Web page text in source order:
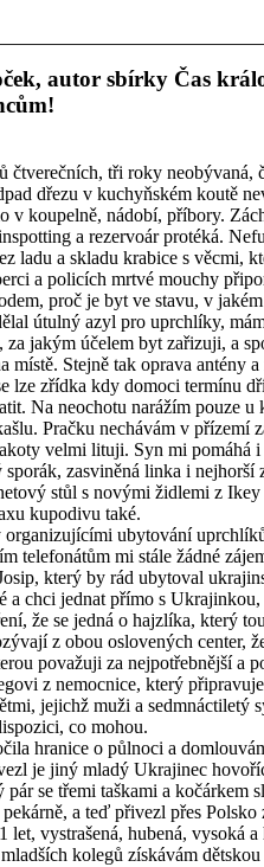
autor sbírky Čas
čtverečních, tři roky neobývaná,
dřezu v kuchyňském koutě
v koupelně, nádobí, příbory.
a rezervoár protéká.
ladu a skladu krabice s věcmi,
a policích mrtvé mouchy
proč je byt ve stavu, v
útulný azyl pro uprchlíky,
za jakým účelem byt zařizuji, a
místě. Stejně tak oprava antény
lze zřídka kdy domoci termínu
Na neochotu narážím pouze
Pračku nechávám v přízemí
velmi lituji. Syn mi pomáhá
zasviněná linka i
stůl s novými židlemi z
kupodivu také.
organizujícími ubytování
telefonátům mi stále žádné
který by rád ubytoval
a chci jednat přímo s
že se jedná o hajzlíka, který
z obou oslovených center,
považuji za nejpotřebnější a
z nemocnice, který
jejichž muži a sedmnáctiletý
co mohou.
hranice o půlnoci a
je jiný mladý Ukrajinec
se třemi taškami a kočárkem
a teď přivezl přes
let, vystrašená, hubená, vysoká
kolegů získávám